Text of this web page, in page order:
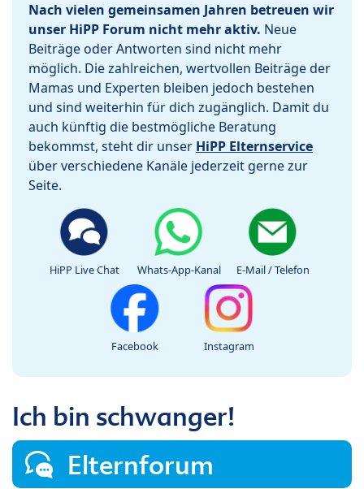
Nach vielen gemeinsamen Jahren betreuen wir
unser HiPP Forum nicht mehr aktiv. Neue
Beiträge oder Antworten sind nicht mehr
möglich. Die zahlreichen, wertvollen Beiträge der
Mamas und Experten bleiben jedoch bestehen
und sind weiterhin für dich zugänglich. Damit du
auch künftig die bestmögliche Beratung
bekommst, steht dir unser HiPP Elternservice
über verschiedene Kanäle jederzeit gerne zur
Seite.
HiPP Live Chat Whats-App-Kanal E-Mail / Telefon
Facebook Instagram
Ich bin schwanger!
Elternforum